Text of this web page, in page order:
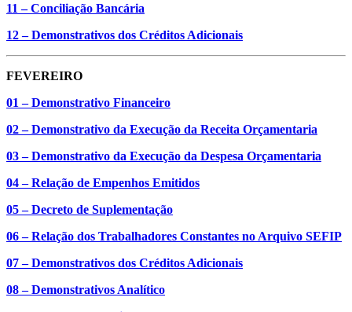
11 – Conciliação Bancária
12 – Demonstrativos dos Créditos Adicionais
FEVEREIRO
01 – Demonstrativo Financeiro
02 – Demonstrativo da Execução da Receita Orçamentaria
03 – Demonstrativo da Execução da Despesa Orçamentaria
04 – Relação de Empenhos Emitidos
05 – Decreto de Suplementação
06 – Relação dos Trabalhadores Constantes no Arquivo SEFIP
07 – Demonstrativos dos Créditos Adicionais
08 – Demonstrativos Analítico